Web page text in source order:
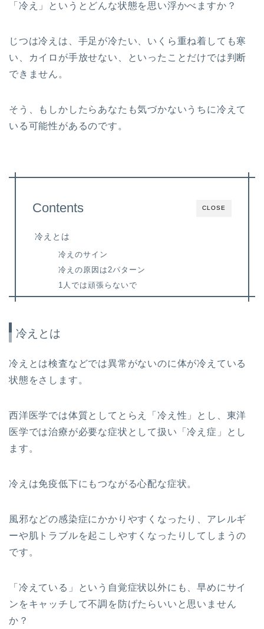
「冷え」というとどんな状態を思い浮かべますか？
じつは冷えは、手足が冷たい、いくら重ね着しても寒
い、カイロが手放せない、といったことだけでは判断
できません。
そう、もしかしたらあなたも気づかないうちに冷えて
いる可能性があるのです。
CLOSE
Contents
冷えとは
冷えのサイン
冷えの原因は2パターン
1人では頑張らないで
冷えとは
冷えとは検査などでは異常がないのに体が冷えている
状態をさします。
西洋医学では体質としてとらえ「冷え性」とし、東洋
医学では治療が必要な症状として扱い「冷え症」とし
ます。
冷えは免疫低下にもつながる心配な症状。
風邪などの感染症にかかりやすくなったり、アレルギ
ーや肌トラブルを起こしやすくなったりしてしまうの
です。
「冷えている」という自覚症状以外にも、早めにサイ
ンをキャッチして不調を防げたらいいと思いません
か？